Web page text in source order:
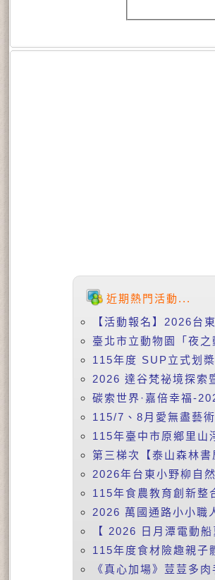
近期熱門活動...
【活動報名】2026台
臺北市立動物園「夜
115年度 SUP立式划
2026 達谷梵祕境探索
碳索世界·嘉倍幸福-
115/7、8月愛無盡藝
115年臺中市原鄉里山
第三梯次【泰山森林
2026年台東小野柳自
115年食農教育創新整
2026 萬國通路小小職
【 2026 日月潭電動
115年度食材險趣親
《真心加場》荳荳多